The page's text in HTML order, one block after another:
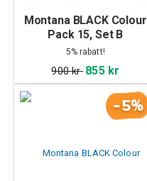
Montana BLACK Colour
Pack 15, Set B
5% rabatt!
900 kr 855 kr
-5%